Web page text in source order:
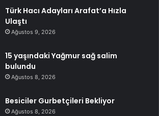
Türk Hacı Adayları Arafat’a Hızla
Ulaştı
Ağustos 9, 2026
15 yaşındaki Yağmur sağ salim
bulundu
Ağustos 8, 2026
Besiciler Gurbetçileri Bekliyor
Ağustos 8, 2026